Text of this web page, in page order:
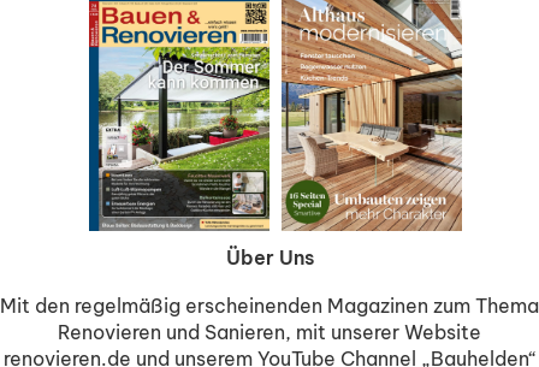
Über Uns
Mit den regelmäßig erscheinenden Magazinen zum Thema
Renovieren und Sanieren, mit unserer Website
renovieren.de und unserem YouTube Channel „Bauhelden“